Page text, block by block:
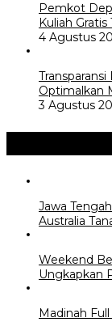
Pemkot
Kuliah
4 Agustus
Optimalkan
3 Agustus
Jawa
Australia
Weekend
Ungkapkan
Madinah